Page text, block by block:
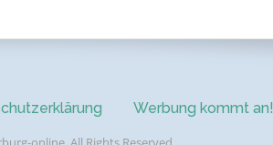
Werbung kommt an!